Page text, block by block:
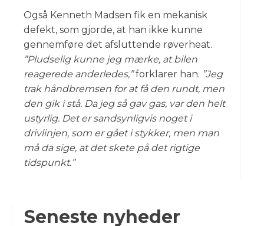
Også Kenneth Madsen fik en mekanisk
defekt, som gjorde, at han ikke kunne
gennemføre det afsluttende røverheat.
”Pludselig kunne jeg mærke, at bilen
reagerede anderledes,”forklarer han. ”Jeg
trak håndbremsen for at få den rundt, men
den gik i stå. Da jeg så gav gas, var den helt
ustyrlig. Det er sandsynligvis noget i
drivlinjen, som er gået i stykker, men man
må da sige, at det skete på det rigtige
tidspunkt.”
Seneste nyheder